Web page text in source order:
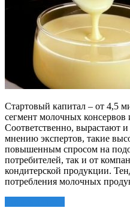
Стартовый капитал – от 4,5
сегмент молочных
Соответственно, вырастают
мнению экспертов, такие
повышенным спросом на
потребителей, так и от
кондитерской продукции.
потребления молочных